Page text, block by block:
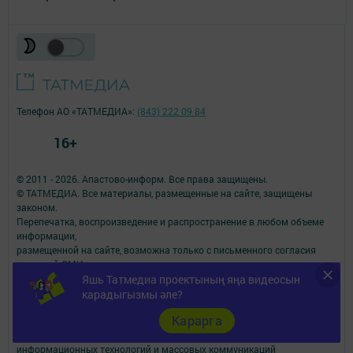
Яшь Татмедиа проектының яңа видеосын
карадыгызмы әле?
Карарга
© 2011 - 2026. Апастово-информ. Все права защищены.
© ТАТМЕДИА. Все материалы, размещенные на сайте, защищены
законом.
Перепечатка, воспроизведение и распространение в любом объеме
информации,
размещенной на сайте, возможна только с письменного согласия
редакций СМИ.
При поддержке Республиканского агентства по печати и массовым
коммуникациям.
Наименование СМИ: Апастово-информ
СМИ зарегистрировано Федеральной службой по надзору в сфере
информационных технологий и массовых коммуникаций
Телефон АО «ТАТМЕДИА»: (843) 222 09 84
16+